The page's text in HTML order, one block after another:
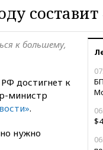
составит
к большему,
достигнет к
министр
.
нужно